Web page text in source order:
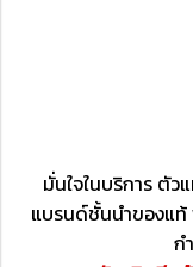
มั่นใจในบริการ ตั
แบรนด์ชั้นนำของแท้
ก